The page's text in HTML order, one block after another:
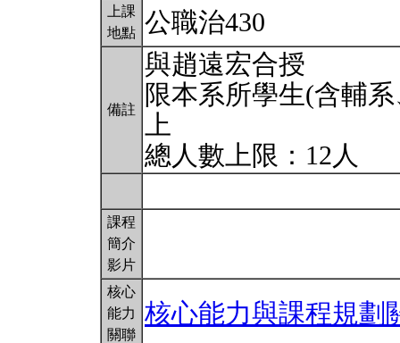
上課
地點 公職治430
備註
與趙遠宏合授
限本系所學生(含輔
上
總人數上限：12人
課程
簡介
影片
核心
能力
關聯
核心能力與課程規劃